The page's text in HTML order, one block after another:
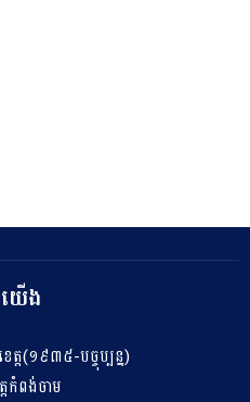
ើង
ត(១៩៣៥-បច្ចុប្បន្ន)
តកំពង់ចាម